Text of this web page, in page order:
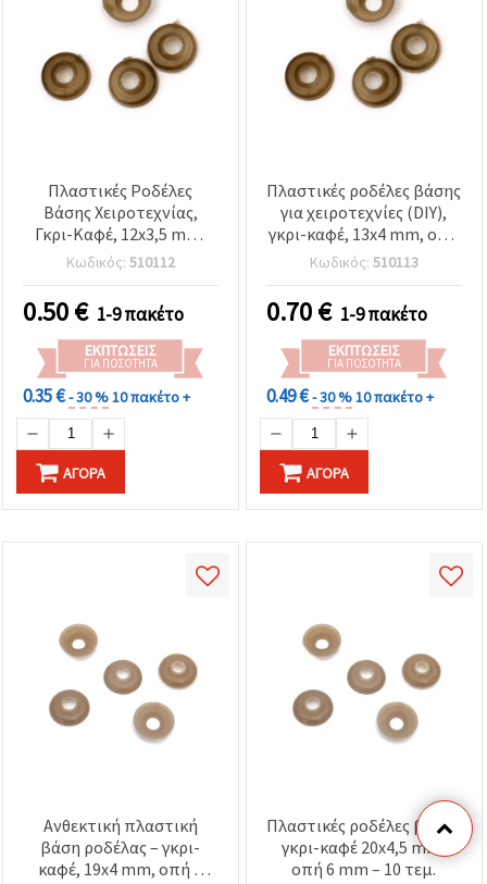
Πλαστικές Ροδέλες
Βάσης Χειροτεχνίας,
Γκρι-Καφέ, 12x3,5 mm,
Τρύπα 4 mm – Σετ 50 τεμ.
Κωδικός: 510112
0.50€ 1-9 πακέτο
ΕΚΠΤΏΣΕΙΣ
ΓΙΑ ΠΟΣΌΤΗΤΑ
0.35 €- 30 %10 πακέτο +
ΑΓΟΡΆ
Πλαστικές ροδέλες βάσης
για χειροτεχνίες (DIY),
γκρι-καφέ, 13x4 mm, οπή
5 mm - 50 τεμ.
Κωδικός: 510113
0.70€ 1-9 πακέτο
ΕΚΠΤΏΣΕΙΣ
ΓΙΑ ΠΟΣΌΤΗΤΑ
0.49 €- 30 %10 πακέτο +
ΑΓΟΡΆ
Ανθεκτική πλαστική
βάση ροδέλας – γκρι-
καφέ, 19x4 mm, οπή 5
Πλαστικές ροδέλες βάσης
γκρι-καφέ 20x4,5 mm,
οπή 6 mm – 10 τεμ.